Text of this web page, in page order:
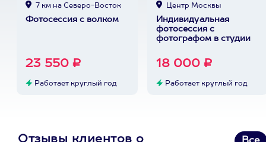
7 км на Северо-Восток
Фотосессия с волком
23 550 ₽
Работает круглый год
Центр Москвы
Индивидуальная
фотосессия с
фотографом в студии
18 000 ₽
Работает круглый год
Отзывы клиентов о